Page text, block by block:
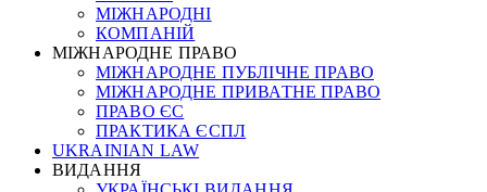
МІЖНАРОДНІ
КОМПАНІЙ
МІЖНАРОДНЕ ПРАВО
МІЖНАРОДНЕ ПУБЛІЧНЕ ПРАВО
МІЖНАРОДНЕ ПРИВАТНЕ ПРАВО
ПРАВО ЄС
ПРАКТИКА ЄСПЛ
UKRAINIAN LAW
ВИДАННЯ